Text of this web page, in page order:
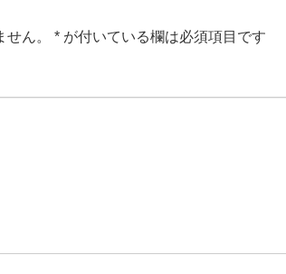
ん。 * が付いている欄は必須項目です